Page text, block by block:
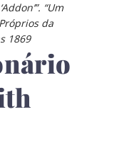
“Um
da
1869